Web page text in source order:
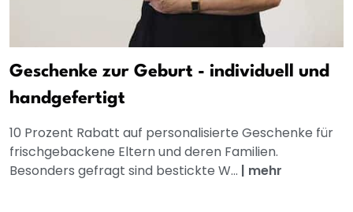
Geschenke zur Geburt - individuell und
handgefertigt
10 Prozent Rabatt auf personalisierte Geschenke für
frischgebackene Eltern und deren Familien.
Besonders gefragt sind bestickte W... | mehr